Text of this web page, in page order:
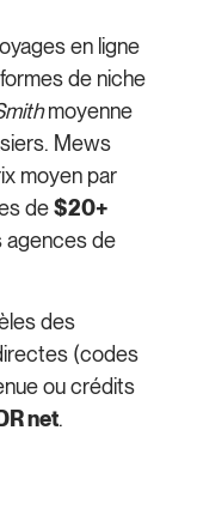
en ligne
de niche
moyenne
Mews
moyen par
de$20+
agences de
des
(codes
ou crédits
net.